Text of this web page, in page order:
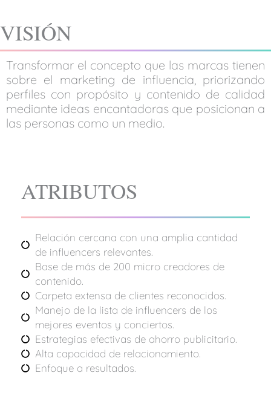
VISIÓN
Transformar el concepto que las marcas tienen
sobre el marketing de influencia, priorizando
perfiles con propósito y contenido de calidad
mediante ideas encantadoras que posicionan a
las personas como un medio.
ATRIBUTOS
Relación cercana con una amplia cantidad
de influencers relevantes.
Base de más de 200 micro creadores de
contenido.
Carpeta extensa de clientes reconocidos.
Manejo de la lista de influencers de los
mejores eventos y conciertos.
Estrategias efectivas de ahorro publicitario.
Alta capacidad de relacionamiento.
Enfoque a resultados.